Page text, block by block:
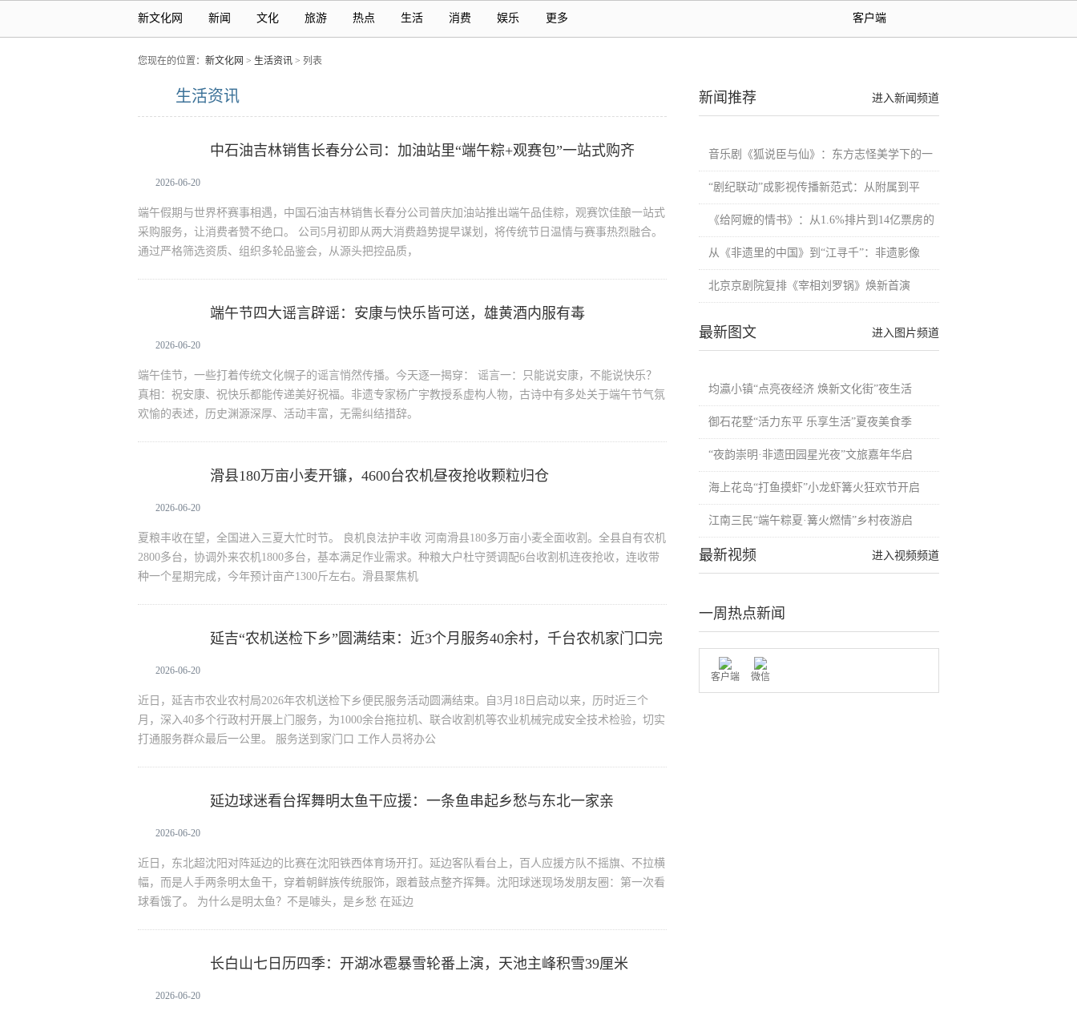
新文化网 新闻 文化 旅游 热点 生活 消费 娱乐 更多 客户端
您现在的位置： 新文化网 > 生活资讯 > 列表
生活资讯
中石油吉林销售长春分公司：加油站里“端午粽+观赛包”一站式购齐
2026-06-20
端午假期与世界杯赛事相遇，中国石油吉林销售长春分公司普庆加油站推出端午品佳粽，观赛饮佳酿一站式
采购服务，让消费者赞不绝口。 公司5月初即从两大消费趋势提早谋划，将传统节日温情与赛事热烈融合。
通过严格筛选资质、组织多轮品鉴会，从源头把控品质，
端午节四大谣言辟谣：安康与快乐皆可送，雄黄酒内服有毒
2026-06-20
端午佳节，一些打着传统文化幌子的谣言悄然传播。今天逐一揭穿： 谣言一：只能说安康，不能说快乐？
真相：祝安康、祝快乐都能传递美好祝福。非遗专家杨广宇教授系虚构人物，古诗中有多处关于端午节气氛
欢愉的表述，历史渊源深厚、活动丰富，无需纠结措辞。
滑县180万亩小麦开镰，4600台农机昼夜抢收颗粒归仓
2026-06-20
夏粮丰收在望，全国进入三夏大忙时节。 良机良法护丰收 河南滑县180多万亩小麦全面收割。全县自有农机
2800多台，协调外来农机1800多台，基本满足作业需求。种粮大户杜守赟调配6台收割机连夜抢收，连收带
种一个星期完成，今年预计亩产1300斤左右。滑县聚焦机
延吉“农机送检下乡”圆满结束：近3个月服务40余村，千台农机家门口完
成年检
2026-06-20
近日，延吉市农业农村局2026年农机送检下乡便民服务活动圆满结束。自3月18日启动以来，历时近三个
月，深入40多个行政村开展上门服务，为1000余台拖拉机、联合收割机等农业机械完成安全技术检验，切实
打通服务群众最后一公里。 服务送到家门口 工作人员将办公
延边球迷看台挥舞明太鱼干应援：一条鱼串起乡愁与东北一家亲
2026-06-20
近日，东北超沈阳对阵延边的比赛在沈阳铁西体育场开打。延边客队看台上，百人应援方队不摇旗、不拉横
幅，而是人手两条明太鱼干，穿着朝鲜族传统服饰，跟着鼓点整齐挥舞。沈阳球迷现场发朋友圈：第一次看
球看饿了。 为什么是明太鱼？不是噱头，是乡愁 在延边
长白山七日历四季：开湖冰雹暴雪轮番上演，天池主峰积雪39厘米
2026-06-20
进入新闻频道
新闻推荐
音乐剧《狐说臣与仙》：东方志怪美学下的一
“剧纪联动”成影视传播新范式：从附属到平
《给阿嬷的情书》：从1.6%排片到14亿票房的
从《非遗里的中国》到“江寻千”：非遗影像
北京京剧院复排《宰相刘罗锅》焕新首演
进入图片频道
最新图文
均瀛小镇“点亮夜经济 焕新文化街”夜生活
御石花墅“活力东平 乐享生活”夏夜美食季
“夜韵崇明·非遗田园星光夜”文旅嘉年华启
海上花岛“打鱼摸虾”小龙虾篝火狂欢节开启
江南三民“端午粽夏·篝火燃情”乡村夜游启
进入视频频道
最新视频
一周热点新闻
客户端 微信